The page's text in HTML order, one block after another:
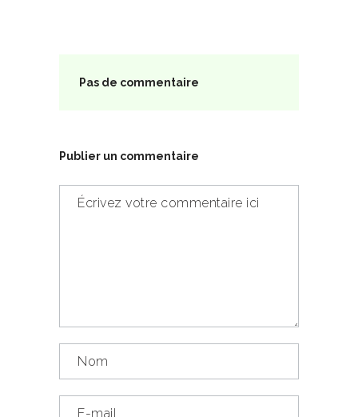
Pas de commentaire
Publier un commentaire